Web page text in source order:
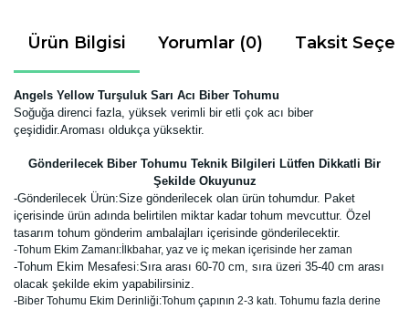
Ürün Bilgisi Yorumlar (0) Taksit
Angels Yellow Turşuluk Sarı Acı Biber Tohumu
Soğuğa direnci fazla, yüksek verimli bir etli çok acı biber
çeşididir.Aroması oldukça yüksektir.
Gönderilecek Biber Tohumu Teknik Bilgileri Lütfen Dikkatli Bir
Şekilde Okuyunuz
-Gönderilecek Ürün:Size gönderilecek olan ürün tohumdur. Paket
içerisinde ürün adında belirtilen miktar kadar tohum mevcuttur. Özel
tasarım tohum gönderim ambalajları içerisinde gönderilecektir.
-Tohum Ekim Zamanı:İlkbahar, yaz ve iç mekan içerisinde her zaman
-Tohum Ekim Mesafesi:Sıra arası 60-70 cm, sıra üzeri 35-40 cm arası
olacak şekilde ekim yapabilirsiniz.
-Biber Tohumu Ekim Derinliği:Tohum çapının 2-3 katı. Tohumu fazla derine